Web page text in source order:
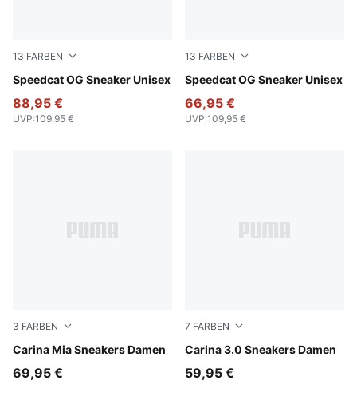
13 FARBEN
Speedcat OG Sneaker Unisex
For All Time Red-PUMA White
88,95 €
UVP:109,95 €
13 FARBEN
Speedcat OG Sneaker Unisex
PUMA Team Royal-PUMA
66,95 €
UVP:109,95 €
3 FARBEN
Carina Mia Sneakers Damen
Alpine Snow-Ice Coffee
69,95 €
7 FARBEN
Carina 3.0 Sneakers Damen
PUMA White-Pink Opal
59,95 €